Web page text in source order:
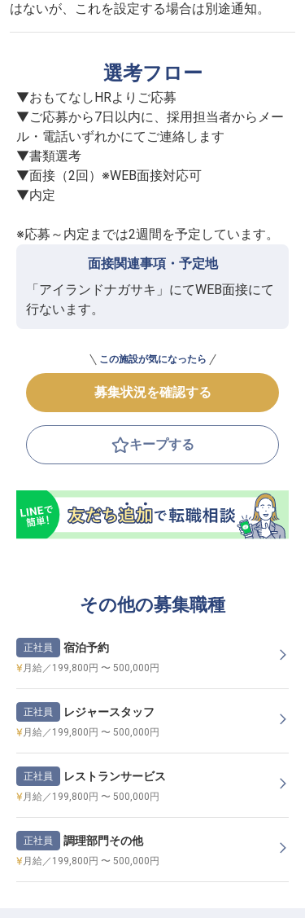
はないが、これを設定する場合は別途通知。
選考フロー
▼おもてなしHRよりご応募
▼ご応募から7日以内に、採用担当者からメー
ル・電話いずれかにてご連絡します
▼書類選考
▼面接（2回）※WEB面接対応可
▼内定
※応募～内定までは2週間を予定しています。
面接関連事項・予定地
「アイランドナガサキ」にてWEB面接にて
行ないます。
この施設が気になったら
募集状況を確認する
キープする
その他の募集職種
正社員 宿泊予約
月給／199,800円 〜 500,000円
正社員 レジャースタッフ
月給／199,800円 〜 500,000円
正社員 レストランサービス
月給／199,800円 〜 500,000円
正社員 調理部門その他
月給／199,800円 〜 500,000円